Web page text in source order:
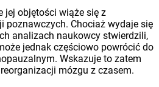
jej objętości wiąże się z
poznawczych. Chociaż wydaje się
analizach naukowcy stwierdzili,
jednak częściowo powrócić do
Wskazuje to zatem
mózgu z czasem.